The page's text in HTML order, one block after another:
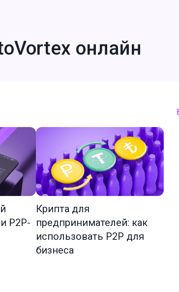
онлайн
P2P-
Крипта для
предпринимателей: как
использовать P2P для
бизнеса